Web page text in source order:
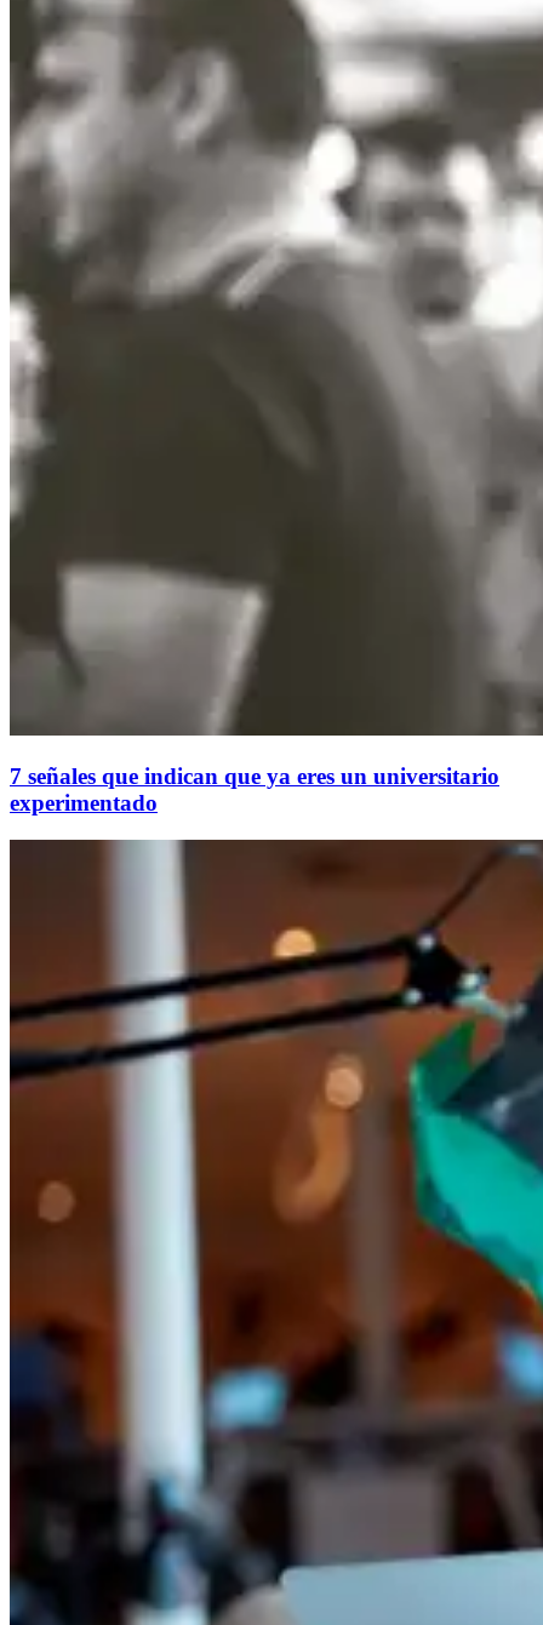
7 señales que indican que ya eres un universitario
experimentado